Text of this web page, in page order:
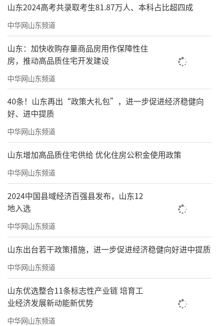
山东2024高考共录取考生81.87万人、本科占比超四成
中华网山东频道
山东：加快收购存量商品房用作保障性住
房，推动高品质住宅开发建设
中华网山东频道
40条！山东再出“政策大礼包”，进一步促进经济稳健向
好、进中提质
中华网山东频道
山东增加高品质住宅供给 优化住房公积金使用政策
中华网山东频道
2024中国县域经济百强县发布，山东12
地入选
中华网山东频道
山东出台若干政策措施，进一步促进经济稳健向好进中提质
中华网山东频道
山东优选整合11条标志性产业链 培育工
业经济发展新动能新优势
中华网山东频道